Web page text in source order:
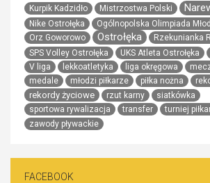
Kurpik Kadzidło Mistrzostwa Polski
Nike Ostrołęka
Ogólnopolska Olimpiada
Orz Goworowo
Ostrołęka
Rzekunianka
SPS Volley Ostrołęka
UKS Atleta Ostrołęka
V liga
lekkoatletyka liga okręgowa
medale
młodzi piłkarze piłka nożna
rekordy życiowe rzut karny
siatkówka
sportowa rywalizacja
transfer
turniej
zawody pływackie
FACEBOOK